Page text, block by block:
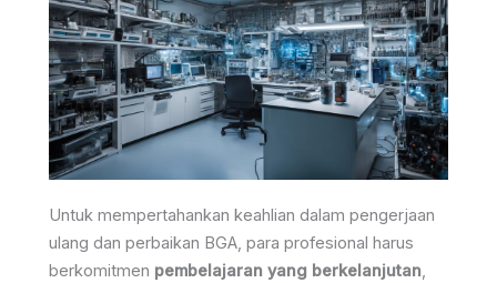
Untuk mempertahankan keahlian dalam pengerjaan
ulang dan perbaikan BGA, para profesional harus
berkomitmen pembelajaran yang berkelanjutan,